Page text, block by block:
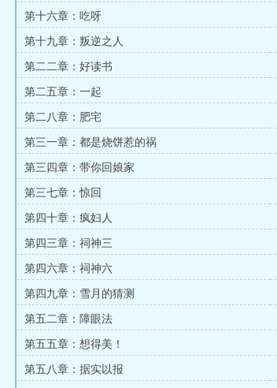
第十六章：吃呀
第十九章：叛逆之人
第二二章：好读书
第二五章：一起
第二八章：肥宅
第三一章：都是烧饼惹的祸
第三四章：带你回娘家
第三七章：惊回
第四十章：疯妇人
第四三章：祠神三
第四六章：祠神六
第四九章：雪月的猜测
第五二章：障眼法
第五五章：想得美！
第五八章：据实以报